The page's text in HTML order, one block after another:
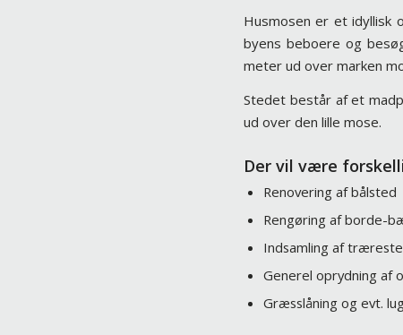
Husmosen er et idyllisk
byens beboere og
meter ud over marken
Stedet består af et
ud over den lille mose.
Der vil være
Renovering af bålsted
Rengøring af borde-
Indsamling af
Generel oprydning af
Græsslåning og evt.